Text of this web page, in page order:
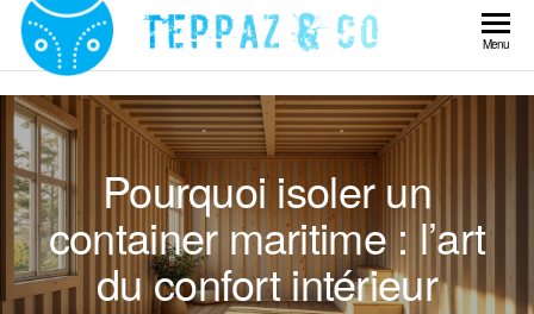
Skip
content
Teppaz
& Co
Menu
Pourquoi isoler un
container maritime : l’art
du confort intérieur